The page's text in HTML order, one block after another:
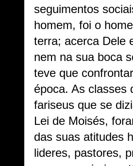
seguimentos
homem, foi o
terra; acerca Dele
nem na sua boca
teve que
época. As classes
fariseus que se
Lei de Moisés,
das suas atitudes
lideres, pastores,